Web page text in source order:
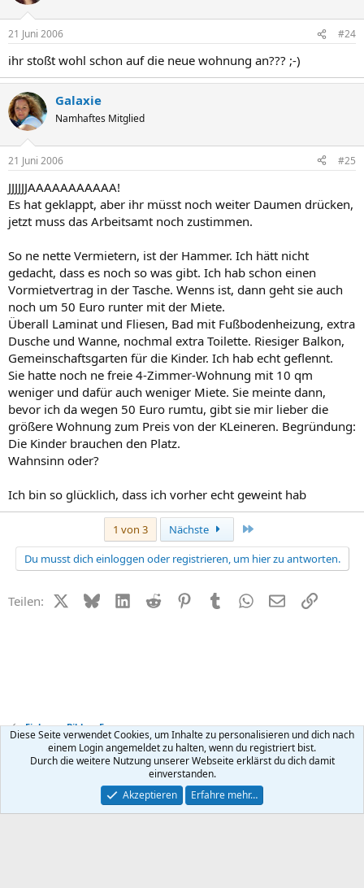
21 Juni 2006 #24
ihr stoßt wohl schon auf die neue wohnung an??? ;-)
Galaxie
Namhaftes Mitglied
21 Juni 2006 #25
JJJJJJAAAAAAAAAAA!
Es hat geklappt, aber ihr müsst noch weiter Daumen drücken,
jetzt muss das Arbeitsamt noch zustimmen.
So ne nette Vermietern, ist der Hammer. Ich hätt nicht
gedacht, dass es noch so was gibt. Ich hab schon einen
Vormietvertrag in der Tasche. Wenns ist, dann geht sie auch
noch um 50 Euro runter mit der Miete.
Überall Laminat und Fliesen, Bad mit Fußbodenheizung, extra
Dusche und Wanne, nochmal extra Toilette. Riesiger Balkon,
Gemeinschaftsgarten für die Kinder. Ich hab echt geflennt.
Sie hatte noch ne freie 4-Zimmer-Wohnung mit 10 qm
weniger und dafür auch weniger Miete. Sie meinte dann,
bevor ich da wegen 50 Euro rumtu, gibt sie mir lieber die
größere Wohnung zum Preis von der KLeineren. Begründung:
Die Kinder brauchen den Platz.
Wahnsinn oder?
Ich bin so glücklich, dass ich vorher echt geweint hab
1 von 3 Nächste
Du musst dich einloggen oder registrieren, um hier zu antworten.
Teilen: X (Twitter)
BlueskyLinkedIn
Reddit PinterestTumblr WhatsApp
E-MailLink
Fieber- + Bibber-Forum
Kontakt Nutzungsbedingungen Datenschutz Hilfe
R
Community platform by XenForo ® © 2010-2026 XenForo Ltd.
Diese Seite verwendet Cookies, um Inhalte zu personalisieren und dich nach
einem Login angemeldet zu halten, wenn du registriert bist.
Durch die weitere Nutzung unserer Webseite erklärst du dich damit
einverstanden.
Akzeptieren
Erfahre mehr…